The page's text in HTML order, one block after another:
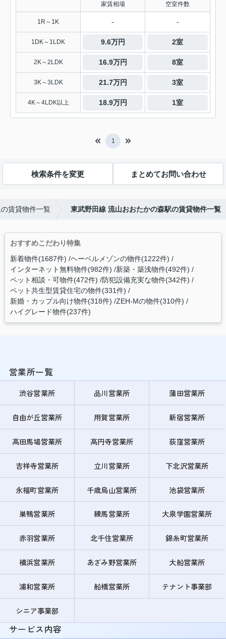
家賃相場 空室件数
1R～1K - -
1DK～1LDK 9.6万円 2室
2K～2LDK 16.9万円 8室
3K～3LDK 21.7万円 3室
4K～4LDK以上 18.9万円 1室
1
検索条件を変更 まとめてお問い合わせ
賃貸物件一覧 東武野田線 流山おおたかの森駅の賃貸物件一覧
おすすめこだわり特集
新着物件(1687件) ヘーベルメゾンの物件(1222件)
インターネット無料物件(982件) 新築・築浅物件(492件)
ペット相談・可物件(472件) 防犯設備充実な物件(342件)
ペット共生型賃貸住宅の物件(331件)
新婚・カップル向け物件(318件) ZEH-Mの物件(310件)
ハイグレード物件(237件)
営業所一覧
渋谷営業所 品川営業所 蒲田営業所
自由が丘営業所 用賀営業所 新宿営業所
高田馬場営業所 高円寺営業所 荻窪営業所
吉祥寺営業所 立川営業所 下北沢営業所
永福町営業所 千歳烏山営業所 池袋営業所
巣鴨営業所 練馬営業所 大泉学園営業所
赤羽営業所 北千住営業所 錦糸町営業所
横浜営業所 あざみ野営業所 大船営業所
浦和営業所 船橋営業所 テナント事業部
シニア事業部
サービス内容